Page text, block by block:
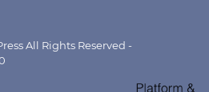
All Rights Reserved -